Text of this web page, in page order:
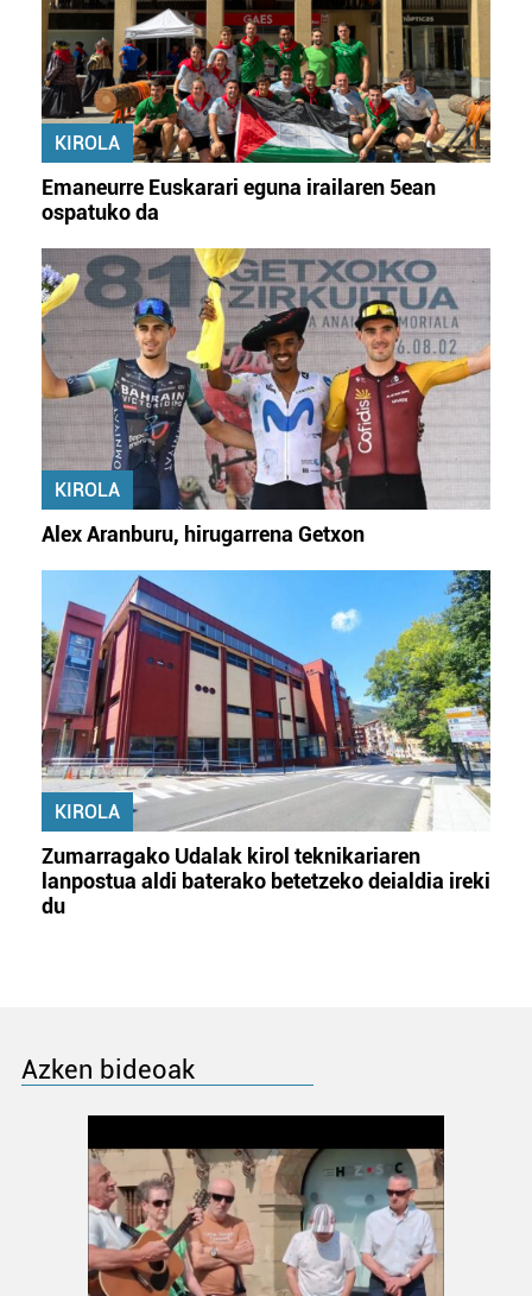
KIROLA
Emaneurre Euskarari eguna irailaren 5ean
ospatuko da
KIROLA
Alex Aranburu, hirugarrena Getxon
KIROLA
Zumarragako Udalak kirol teknikariaren
lanpostua aldi baterako betetzeko deialdia ireki
du
Azken bideoak